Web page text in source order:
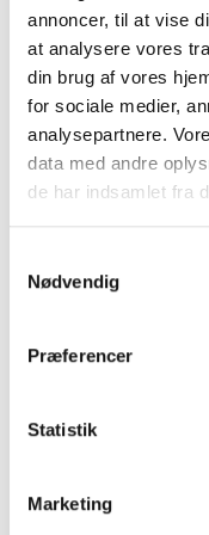
annoncer, til at vise
at analysere vores
din brug af vores
for sociale medier,
analysepartnere.
data med andre
de har indsamlet fra
Nødvendig
Præferencer
Statistik
Marketing
Flere artikler fra
Beskyt vores